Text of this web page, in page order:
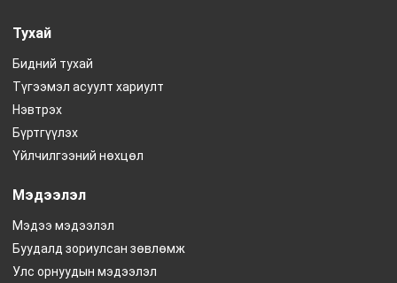
Тухай
Бидний тухай
Түгээмэл асуулт хариулт
Нэвтрэх
Бүртгүүлэх
Үйлчилгээний нөхцөл
Мэдээлэл
Мэдээ мэдээлэл
Буудалд зориулсан зөвлөмж
Улс орнуудын мэдээлэл